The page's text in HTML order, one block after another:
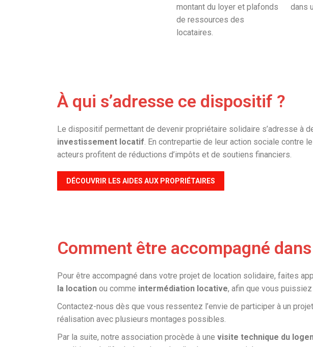
montant du loyer et plafonds
de ressources des
locataires.
dans
À qui s’adresse ce dispositif ?
Le dispositif permettant de devenir propriétaire solidaire s’adresse à
investissement locatif. En contrepartie de leur action sociale contre
acteurs profitent de réductions d’impôts et de soutiens financiers.
DÉCOUVRIR LES AIDES AUX PROPRIÉTAIRES
Comment être accompagné
Pour être accompagné dans votre projet de location solidaire, faites
la location ou comme intermédiation locative, afin que vous
Contactez-nous dès que vous ressentez l’envie de participer à un
réalisation avec plusieurs montages possibles.
Par la suite, notre association procède à une visite technique du